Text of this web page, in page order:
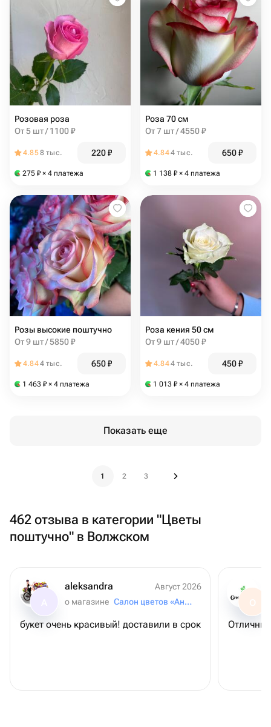
Розовая роза
От 5 шт / 1100 ₽
4.858 тыс. 220₽
275 ₽ × 4 платежа
Роза 70 см
От 7 шт / 4550 ₽
4.844 тыс. 650₽
1 138 ₽ × 4 платежа
Розы высокие поштучно
От 9 шт / 5850 ₽
4.844 тыс. 650₽
1 463 ₽ × 4 платежа
Роза кения 50 см
От 9 шт / 4050 ₽
4.844 тыс. 450₽
1 013 ₽ × 4 платежа
Показать еще
1 2 3
462 отзыва в категории "Цветы
поштучно" в Волжском
aleksandra
Август 2026
о магазине
Салон цветов «Анютины Глазки»
букет очень красивый! доставили в срок
О